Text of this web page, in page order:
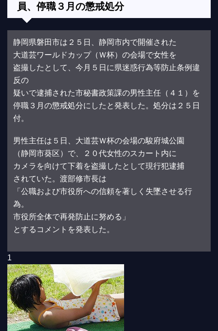
員、停職３月の懲戒処分
静岡県磐田市は２５日、静岡市内で開催された
大道芸ワールドカップ（Ｗ杯）の会場で女性を
盗撮したとして、今月５日に県迷惑行為等防止条例違
反の
疑いで逮捕された市秘書政策課の男性主任（４１）を
停職３月の懲戒処分にしたと発表した。処分は２５日
付。
男性主任は５日、大道芸Ｗ杯の会場の駿府城公園
（静岡市葵区）で、２０代女性のスカート内に
カメラを向けて下着を盗撮したとして現行犯逮捕
されていた。渡部修市長は
「公職および市役所への信頼を著しく失墜させる行
為。
市役所全体で再発防止に努める」
とするコメントを発表した。
1